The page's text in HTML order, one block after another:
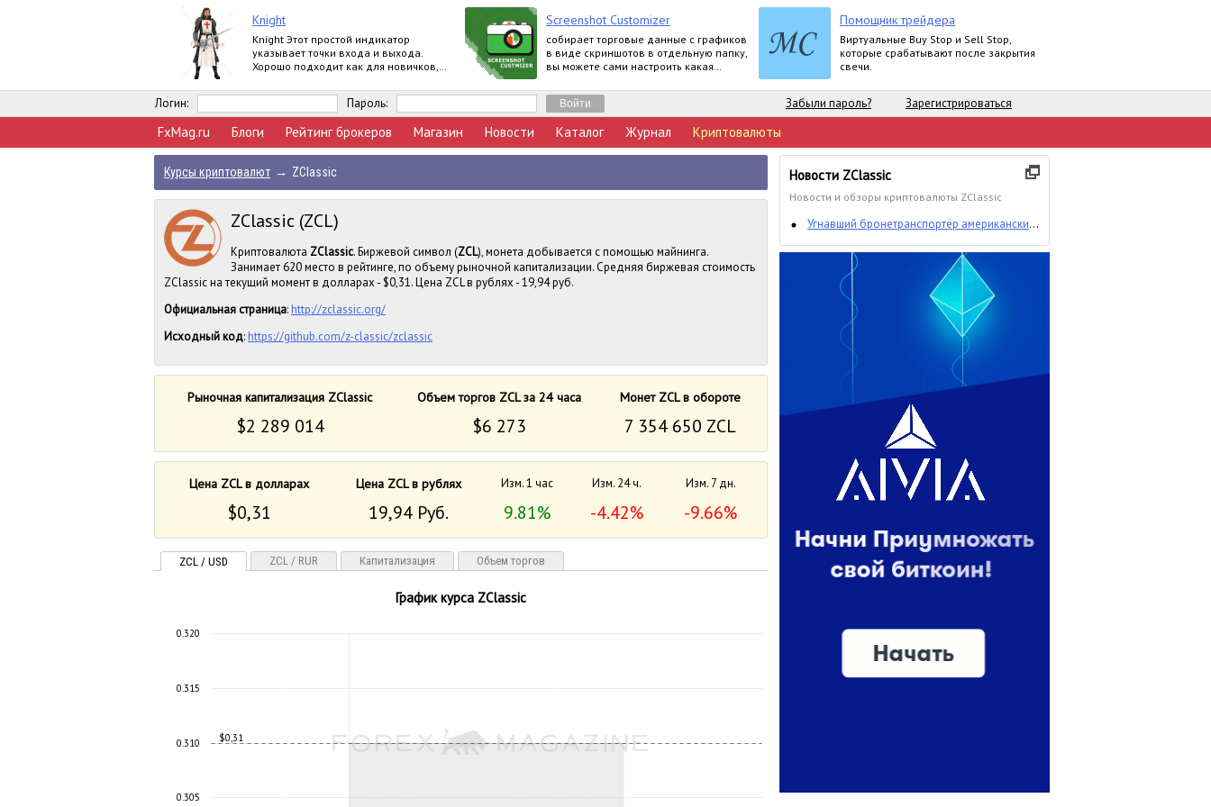
Knight
Knight Этот простой индикатор
указывает точки входа и выхода.
Хорошо подходит как для новичков,
работает на
Screenshot Customizer
собирает торговые данные с графиков
в виде скриншотов в отдельную папку,
вы можете сами настроить какая
отображаться
Помощник трейдера
Виртуальные Buy Stop и Sell Stop,
которые срабатывают после закрытия
свечи.
Логин: Пароль: Забыли пароль? Зарегистрироваться
FxMag.ru Блоги Рейтинг брокеров Магазин Новости Каталог Журнал Криптовалюты
Курсы криптовалют → ZClassic
ZClassic (ZCL)
Криптовалюта ZClassic. Биржевой символ (ZCL), монета добывается с помощью майнинга.
Занимает 620 место в рейтинге, по объему рыночной капитализации. Средняя биржевая стоимость
ZClassic на текущий момент в долларах - $0,31. Цена ZCL в рублях - 19,94 руб.
Официальная страница: http://zclassic.org/
Исходный код: https://github.com/z-classic/zclassic
Рыночная капитализация ZClassic Объем торгов ZCL за 24 часа Монет ZCL в обороте
$2 289 014 $6 273 7 354 650 ZCL
Цена ZCL в долларах Цена ZCL в рублях Изм. 1 час Изм. 24 ч. Изм. 7 дн.
$0,31 19,94 Руб. 9.81% -4.42% -9.66%
ZCL / USD ZCL / RUR Капитализация Объем торгов
График курса ZClassic
$0,31
0.305
0.310
0.315
0.320
Новости ZClassic
Новости и обзоры криптовалюты ZClassic
Угнавший бронетранспортёр американский
фанатом Bitcoin Cash